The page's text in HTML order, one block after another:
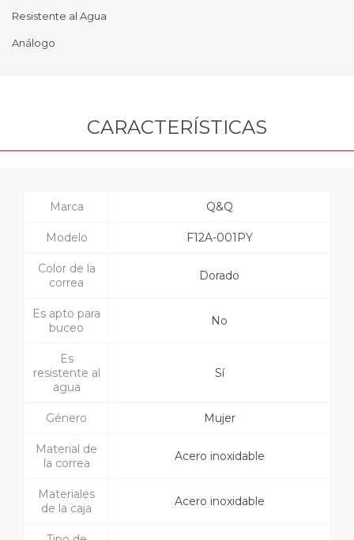
Resistente al Agua
Análogo
CARACTERÍSTICAS
Marca Q&Q
Modelo F12A-001PY
Color de la
correa
Dorado
Es apto para
buceo
No
Es
resistente al
agua
Sí
Género Mujer
Material de
la correa
Acero inoxidable
Materiales
de la caja
Acero inoxidable